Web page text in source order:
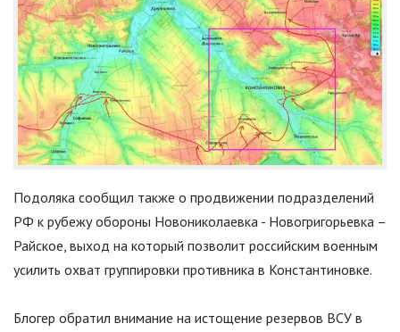
Подоляка сообщил также о продвижении подразделений
РФ к рубежу обороны Новониколаевка - Новогригорьевка –
Райское, выход на который позволит российским военным
усилить охват группировки противника в Константиновке.
Блогер обратил внимание на истощение резервов ВСУ в